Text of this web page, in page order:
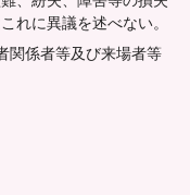
れに異議を述べない。
関係者等及び来場者等